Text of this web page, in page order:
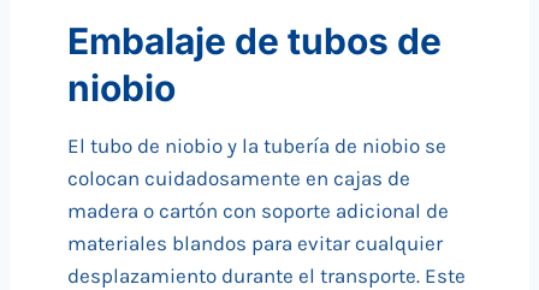
Embalaje de tubos de
niobio
El tubo de niobio y la tubería de niobio se
colocan cuidadosamente en cajas de
madera o cartón con soporte adicional de
materiales blandos para evitar cualquier
desplazamiento durante el transporte. Este